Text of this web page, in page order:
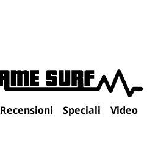
Recensioni Speciali Video